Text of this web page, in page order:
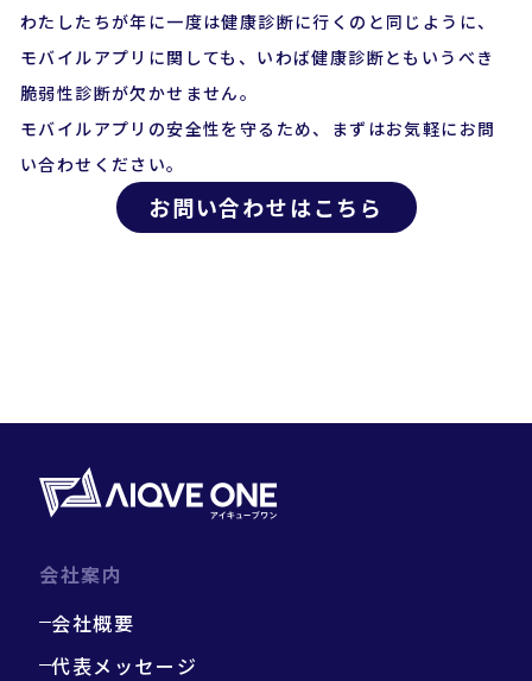
わたしたちが年に一度は健康診断に行くのと同じように、
モバイルアプリに関しても、いわば健康診断ともいうべき
脆弱性診断が欠かせません。
モバイルアプリの安全性を守るため、まずはお気軽にお問
い合わせください。
お問い合わせはこちら
会社案内
会社概要
代表メッセージ